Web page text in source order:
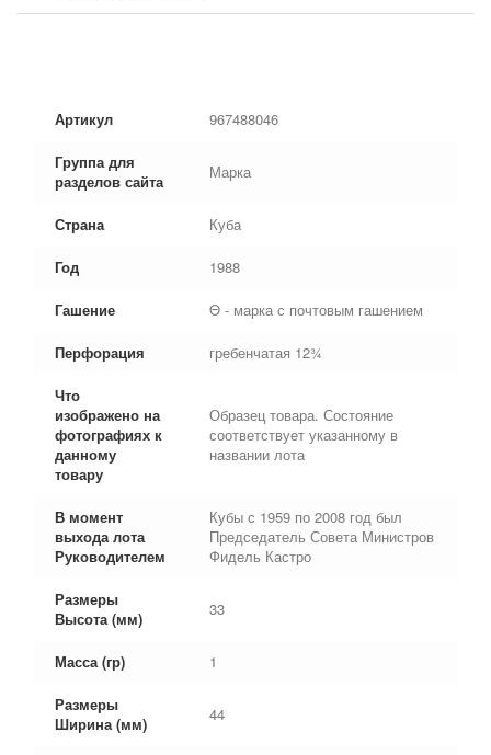
Артикул 967488046
Группа для
разделов сайта
Марка
Страна Куба
Год 1988
Гашение Θ - марка с почтовым гашением
Перфорация гребенчатая 12¾
Что
изображено на
фотографиях к
данному
товару
Образец товара. Состояние
соответствует указанному в
названии лота
В момент
выхода лота
Руководителем
Кубы с 1959 по 2008 год был
Председатель Совета Министров
Фидель Кастро
Размеры
Высота (мм)
33
Масса (гр) 1
Размеры
Ширина (мм)
44